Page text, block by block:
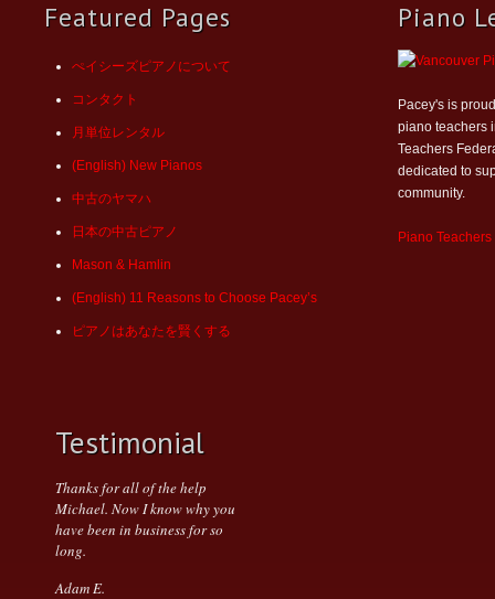
Featured Pages
ぺイシーズピアノについて
コンタクト
月単位レンタル
(English) New Pianos
中古のヤマハ
日本の中古ピアノ
Mason & Hamlin
(English) 11 Reasons to Choose Pacey’s
ピアノはあなたを賢くする
Piano
Pacey's is
piano teachers
Teachers
dedicated to
community.
Piano
Testimonial
Thanks for all of the help
Michael. Now I know why you
have been in business for so
long.
Adam E.